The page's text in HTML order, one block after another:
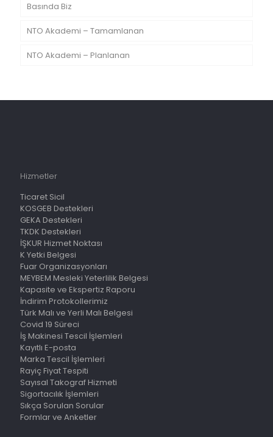
Basında Biz
NTO Akademi – Tamamlanan
NTO Akademi – Planlanan
Hizmetler
Ticaret Sicil
KOSGEB Destekleri
GEKA Destekleri
TKDK Destekleri
İŞKUR Hizmet Noktası
K Yetki Belgesi
Fuar Organizasyonları
MEYBEM Mesleki Yeterlilik Belgesi
Kapasite ve Ekspertiz Raporu
İndirim Protokollerimiz
Türk Malı ve Yerli Malı Belgesi
Covid 19 Süreci
İş Makinesi Tescil İşlemleri
Kayıtlı E-posta
Marka Tescil İşlemleri
Rayiç Fiyat Tespiti
Sayısal Takograf Hizmeti
Sigortacılık İşlemleri
Sıkça Sorulan Sorular
Formlar ve Anketler